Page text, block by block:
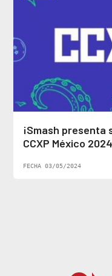
¡Smash
CCXP México
FECHA 03/05/2024